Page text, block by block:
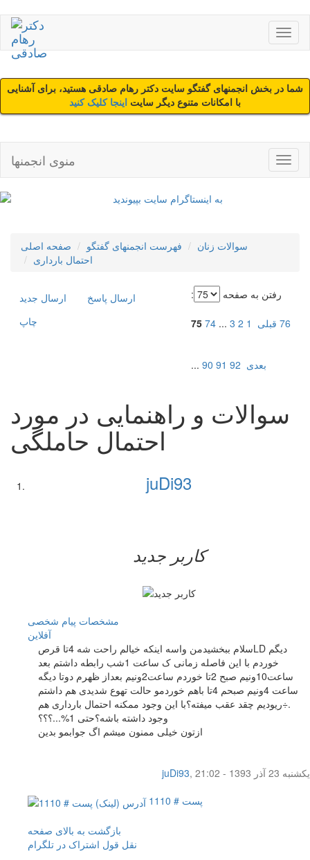
شما در بخش انجمنهای گفتگو سایت دکتر رهام صادقی هستید، برای آشنایی
با امکانات متنوع دیگر سایت اینجا کلیک کنید
منوی انجمنها
صفحه اصلی فهرست انجمنهای گفتگو
سوالات زنان
احتمال بارداری
ارسال جديد
ارسال پاسخ
چاپ
رفتن به صفحه :
قبلی 1
2
3
...
74
75 76
...90 91 92 بعدی
سوالات و راهنمایی در مورد
احتمال حاملگی
juDi93
کاربر جدید
مشخصات پیام شخصی
آفلاين
سلام ببخشیدمن واسه اینکه خیالم راحت شه 4تا قرصLD دیگم
خوردم با این فاصله زمانی ک ساعت 1شب رابطه داشتم بعد
ساعت10ونیم صبح 2تا خوردم ساعت2ونیم بعداز ظهرم دوتا دیگه
ساعت 4ونیم صبحم 4تا باهم خوردمو حالت تهوع شدیدی هم داشتم
.÷ریودیم چقد عقب میفته؟با این وجود ممکنه احتمال بارداری هم
وجود داشته باشه؟حتی 1%...؟؟؟
ازتون خیلی ممنون میشم اگ جوابمو بدین
juDi93,
یکشنبه 23 آذر 1393 - 21:02
پست # 1110
بازگشت به بالای صفحه
نقل قول اشتراک در تلگرام